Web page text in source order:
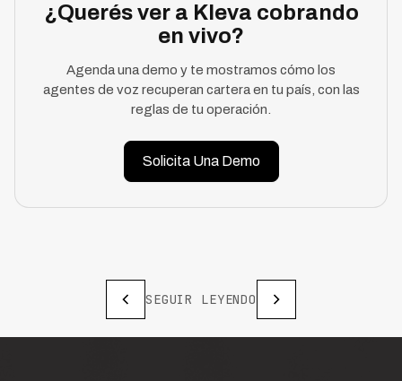
¿Querés ver a Kleva cobrando
en vivo?
Agenda una demo y te mostramos cómo los
agentes de voz recuperan cartera en tu país, con las
reglas de tu operación.
Solicita Una Demo
SEGUIR LEYENDO